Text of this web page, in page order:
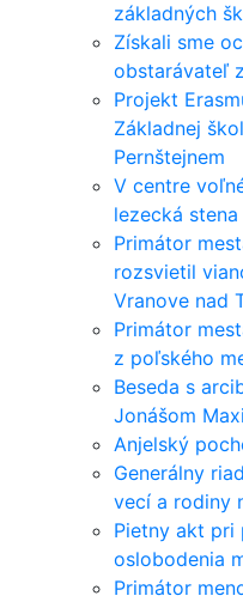
základných
Získali sme
obstarávateľ
Projekt
Základnej
Pernštejnem
V centre
lezecká stena
Primátor
rozsvietil
Vranove nad
Primátor
z poľského
Beseda s
Jonášom
Anjelský
Generálny
vecí a rodiny
Pietny akt pri
oslobodenia
Primátor